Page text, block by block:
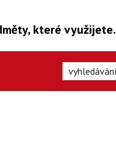
které využijete.